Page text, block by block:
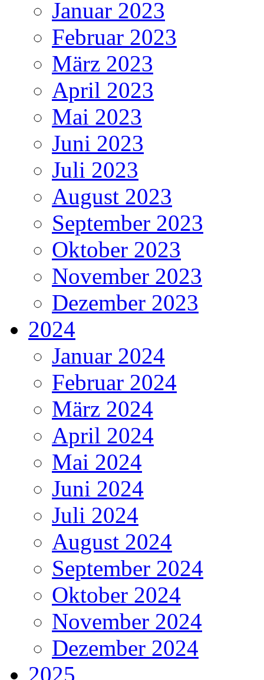
Januar 2023
Februar 2023
März 2023
April 2023
Mai 2023
Juni 2023
Juli 2023
August 2023
September 2023
Oktober 2023
November 2023
Dezember 2023
2024
Januar 2024
Februar 2024
März 2024
April 2024
Mai 2024
Juni 2024
Juli 2024
August 2024
September 2024
Oktober 2024
November 2024
Dezember 2024
2025